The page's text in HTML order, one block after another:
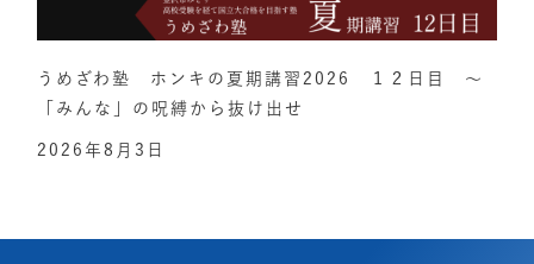
うめざわ塾 ホンキの夏期講習2026 １２日目 ～
「みんな」の呪縛から抜け出せ
2026年8月3日